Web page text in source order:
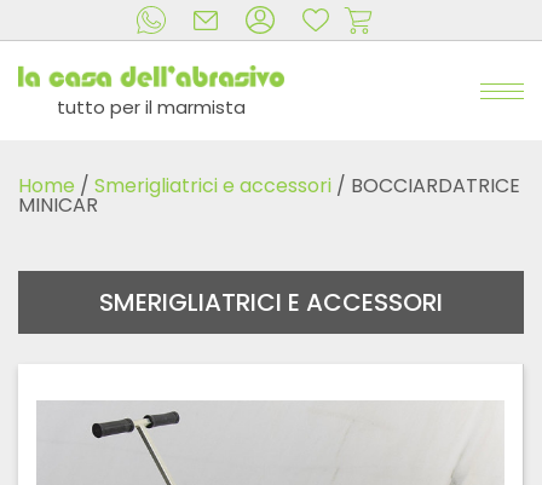
tutto per il marmista
Home / Smerigliatrici e accessori / BOCCIARDATRICE
MINICAR
SMERIGLIATRICI E ACCESSORI